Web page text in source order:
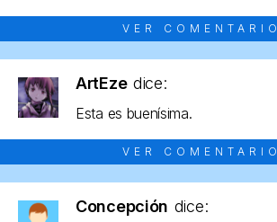
VER COMENTARIO
ArtEze dice:
Esta es buenísima.
VER COMENTARIO
Concepción dice: